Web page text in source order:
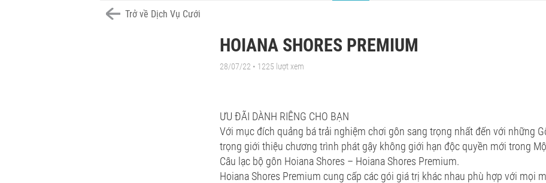
Trở về Dịch Vụ Cưới
HOIANA SHORES PREMIUM
28/07/22 • 1225 lượt xem
ƯU ĐÃI DÀNH RIÊNG CHO BẠN
Với mục đích quảng bá trải nghiệm chơi gôn sang trọng nhất đến với những
trọng giới thiệu chương trình phát gậy không giới hạn độc quyền mới trong
Câu lạc bộ gôn Hoiana Shores – Hoiana Shores Premium.
Hoiana Shores Premium cung cấp các gói giá trị khác nhau phù hợp với mọi